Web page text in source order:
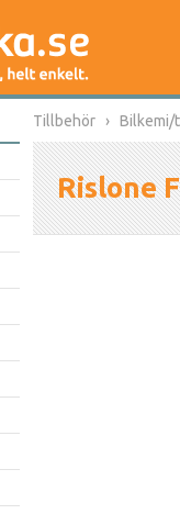
Tillbehör Bilkemi/
Rislone